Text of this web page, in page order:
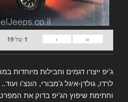
«
‹
1 של19
ג'יפ ייצרו דגמים וחבילות מיוחדות
לרדו, גולדן-איגל ג'מבורי, הונצ'ו
וחתימת שיפוץ הג'יפ בדוק את